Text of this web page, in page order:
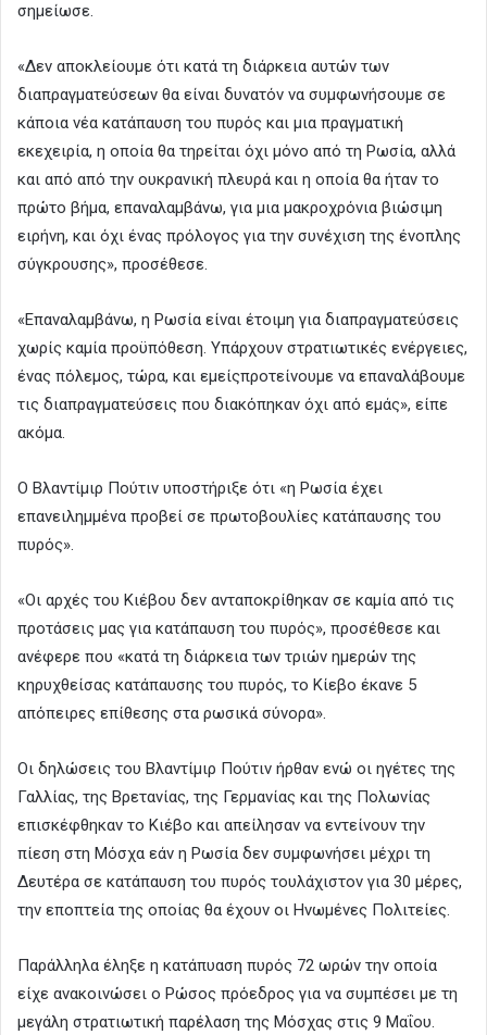
σημείωσε.
«Δεν αποκλείουμε ότι κατά τη διάρκεια αυτών των
διαπραγματεύσεων θα είναι δυνατόν να συμφωνήσουμε σε
κάποια νέα κατάπαυση του πυρός και μια πραγματική
εκεχειρία, η οποία θα τηρείται όχι μόνο από τη Ρωσία, αλλά
και από από την ουκρανική πλευρά και η οποία θα ήταν το
πρώτο βήμα, επαναλαμβάνω, για μια μακροχρόνια βιώσιμη
ειρήνη, και όχι ένας πρόλογος για την συνέχιση της ένοπλης
σύγκρουσης», προσέθεσε.
«Επαναλαμβάνω, η Ρωσία είναι έτοιμη για διαπραγματεύσεις
χωρίς καμία προϋπόθεση. Υπάρχουν στρατιωτικές ενέργειες,
ένας πόλεμος, τώρα, και εμείςπροτείνουμε να επαναλάβουμε
τις διαπραγματεύσεις που διακόπηκαν όχι από εμάς», είπε
ακόμα.
Ο Βλαντίμιρ Πούτιν υποστήριξε ότι «η Ρωσία έχει
επανειλημμένα προβεί σε πρωτοβουλίες κατάπαυσης του
πυρός».
«Οι αρχές του Κιέβου δεν ανταποκρίθηκαν σε καμία από τις
προτάσεις μας για κατάπαυση του πυρός», προσέθεσε και
ανέφερε που «κατά τη διάρκεια των τριών ημερών της
κηρυχθείσας κατάπαυσης του πυρός, το Κίεβο έκανε 5
απόπειρες επίθεσης στα ρωσικά σύνορα».
Οι δηλώσεις του Βλαντίμιρ Πούτιν ήρθαν ενώ οι ηγέτες της
Γαλλίας, της Βρετανίας, της Γερμανίας και της Πολωνίας
επισκέφθηκαν το Κιέβο και απείλησαν να εντείνουν την
πίεση στη Μόσχα εάν η Ρωσία δεν συμφωνήσει μέχρι τη
Δευτέρα σε κατάπαυση του πυρός τουλάχιστον για 30 μέρες,
την εποπτεία της οποίας θα έχουν οι Ηνωμένες Πολιτείες.
Παράλληλα έληξε η κατάπυαση πυρός 72 ωρών την οποία
είχε ανακοινώσει ο Ρώσος πρόεδρος για να συμπέσει με τη
μεγάλη στρατιωτική παρέλαση της Μόσχας στις 9 Μαΐου.